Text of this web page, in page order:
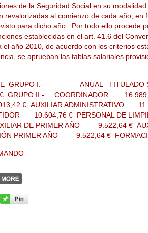
de la Seguridad Social en su
revalorizadas al comienzo de cada año, en
para dicho año. Por todo ello procede
establecidas en el art. 41.6 del
el año 2010, de acuerdo con los criterios
se aprueban las tablas salariales
GRUPO I.- ANUAL TITULADO
GRUPO II.- COORDINADOR
€ AUXILIAR ADMINISTRATIVO
10.604,76 € PERSONAL DE
DE PRIMER AÑO 9.522,64 €
PRIMER AÑO 9.522,64 €